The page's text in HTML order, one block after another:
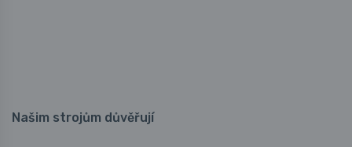
Našim strojům důvěřují